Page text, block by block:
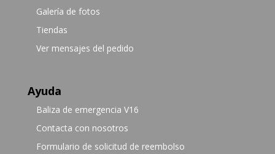
Galería de fotos
Tiendas
Ver mensajes del pedido
Ayuda
Baliza de emergencia V16
Contacta con nosotros
Formulario de solicitud de reembolso